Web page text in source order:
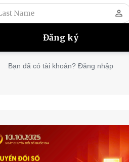
perm_identity
Bạn đã có tài khoản? Đăng nhập